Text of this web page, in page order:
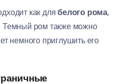
как длябелого рома,
Темный ром также можно
немного приглушить его